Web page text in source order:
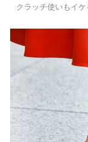
クラッチ使いもイ